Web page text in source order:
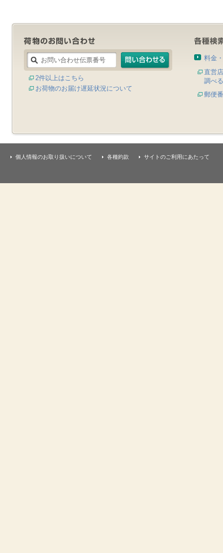
2件以上はこちら
お荷物のお届け遅延状況について
料金
直営
調べる
郵便
個人情報のお取り扱いについて 各種約款 サイトのご利用にあたって